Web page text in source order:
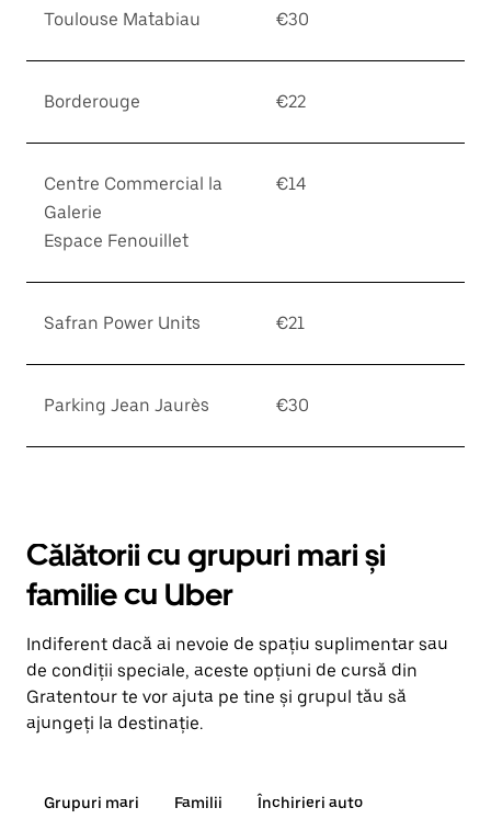
Toulouse Matabiau €30
Borderouge €22
Centre Commercial la
Galerie
Espace Fenouillet
€14
Safran Power Units €21
Parking Jean Jaurès €30
Călătorii cu grupuri mari și
familie cu Uber
Indiferent dacă ai nevoie de spațiu suplimentar sau
de condiții speciale, aceste opțiuni de cursă din
Gratentour te vor ajuta pe tine și grupul tău să
ajungeți la destinație.
Grupuri mari Familii Închirieri auto